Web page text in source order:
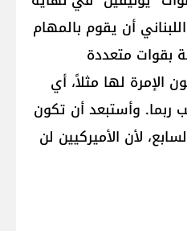
اللبناني أن يقوم بالمهام
بقوات متعددة
الإمرة لها مثلاً، أي
ربما. وأستبعد أن تكون
لأن الأميركيين لن